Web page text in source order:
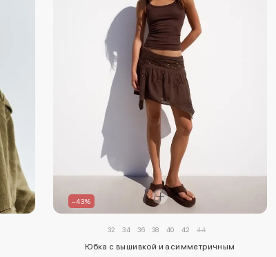
–43%
32 34 36 38 40 42 44
Юбка с вышивкой и асимметричным